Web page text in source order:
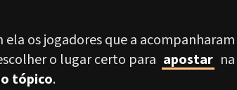
ela os jogadores que a
o lugar certo para apostar
tópico.